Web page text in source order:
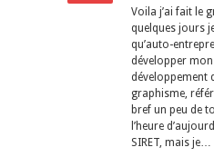
Voila j’ai fait le
quelques jours
qu’auto-
développer
développement
graphisme,
bref un peu de
l’heure
SIRET, mais je…